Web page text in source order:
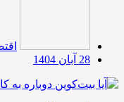
28 آبان 1404